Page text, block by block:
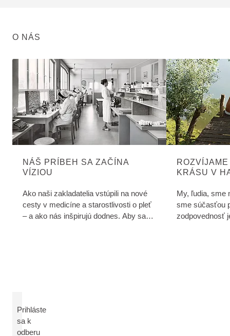
O NÁS
NÁŠ PRÍBEH SA ZAČÍNA
VÍZIOU
Ako naši zakladatelia vstúpili na nové
cesty v medicíne a starostlivosti o pleť
– a ako nás inšpirujú dodnes. Aby sa
KRÁSU V
My, ľudia, sme
sme súčasťou
zodpovednosť
Prihláste
sa k
odberu